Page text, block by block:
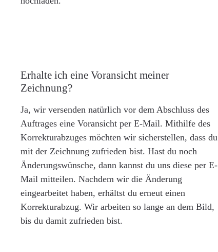
Erhalte ich eine Voransicht meiner
Zeichnung?
Ja, wir versenden natürlich vor dem Abschluss des
Auftrages eine Voransicht per E-Mail. Mithilfe des
Korrekturabzuges möchten wir sicherstellen, dass du
mit der Zeichnung zufrieden bist. Hast du noch
Änderungswünsche, dann kannst du uns diese per E-
Mail mitteilen. Nachdem wir die Änderung
eingearbeitet haben, erhältst du erneut einen
Korrekturabzug. Wir arbeiten so lange an dem Bild,
bis du damit zufrieden bist.